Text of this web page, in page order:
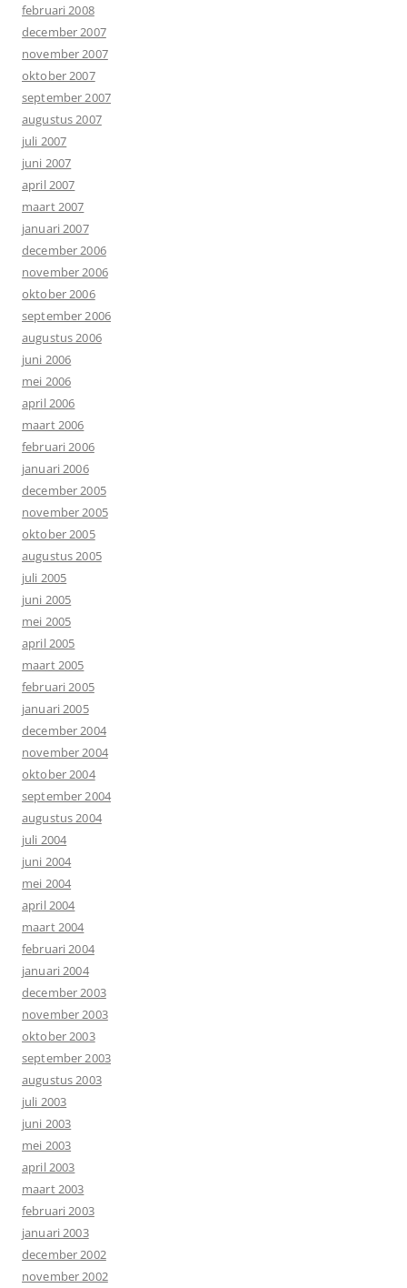
februari 2008
december 2007
november 2007
oktober 2007
september 2007
augustus 2007
juli 2007
juni 2007
april 2007
maart 2007
januari 2007
december 2006
november 2006
oktober 2006
september 2006
augustus 2006
juni 2006
mei 2006
april 2006
maart 2006
februari 2006
januari 2006
december 2005
november 2005
oktober 2005
augustus 2005
juli 2005
juni 2005
mei 2005
april 2005
maart 2005
februari 2005
januari 2005
december 2004
november 2004
oktober 2004
september 2004
augustus 2004
juli 2004
juni 2004
mei 2004
april 2004
maart 2004
februari 2004
januari 2004
december 2003
november 2003
oktober 2003
september 2003
augustus 2003
juli 2003
juni 2003
mei 2003
april 2003
maart 2003
februari 2003
januari 2003
december 2002
november 2002